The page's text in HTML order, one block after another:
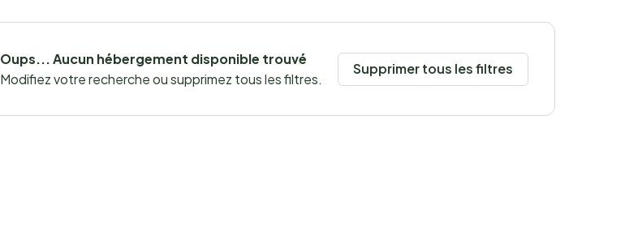
Oups... Aucun hébergement disponible trouvé
Modifiez votre recherche ou supprimez tous les filtres.
Supprimer tous les filtres